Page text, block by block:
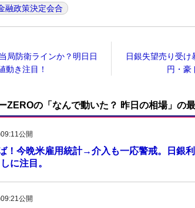
融政策決定会合
局防衛ラインか？明日日
動き注目！
日銀失望売り受
円・豪
ZEROの「なんで動いた？ 昨日の相場」の
公開
！今晩米雇用統計→介入も一応警戒。日銀
に注目。
公開